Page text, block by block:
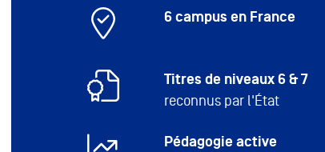
6 campus en France
Titres de niveaux 6 & 7
reconnus par l'État
Pédagogie active